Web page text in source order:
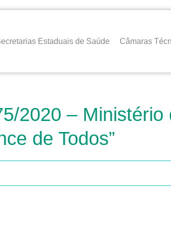
Estaduais de Saúde Câmaras
2020 –
de Todos”